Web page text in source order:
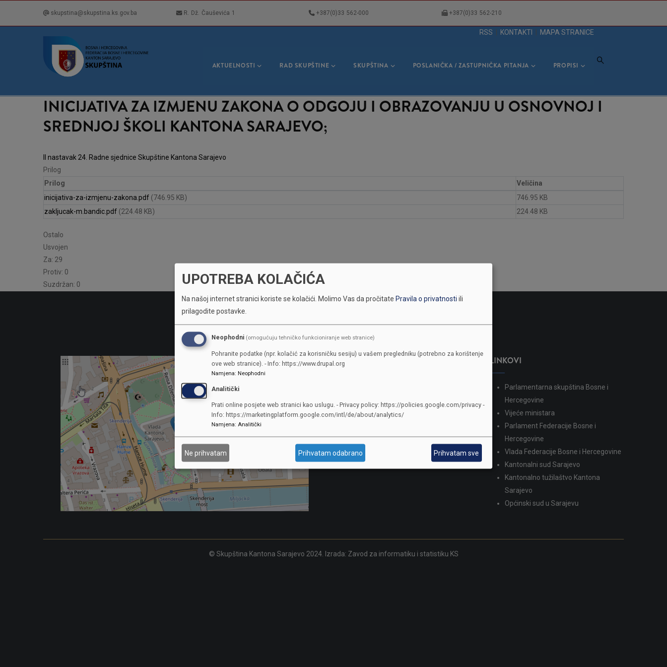
skupstina@skupstina.ks.gov.ba R. Dž. Čauševića 1 +387(0)33 562-000 +387(0)33 562-210
RSS KONTAKTI MAPA STRANICE
NAVIGACIJA
AKTUELNOSTI RAD SKUPŠTINE SKUPŠTINA POSLANIČKA / ZASTUPNIČKA PITANJA PROPISI
INICIJATIVA ZA IZMJENU ZAKONA O ODGOJU I OBRAZOVANJU U OSNOVNOJ I
SREDNJOJ ŠKOLI KANTONA SARAJEVO;
II nastavak 24. Radne sjednice Skupštine Kantona Sarajevo
Prilog
Prilog
Veličina
inicijativa-za-izmjenu-zakona.pdf (746.95 KB)
746.95 KB
zakljucak-m.bandic.pdf (224.48 KB) 224.48 KB
Ostalo
Usvojen
Za: 29
Protiv: 0
Suzdržan: 0
KONTAKTI
Čauševića 1
387 33 562-210
skupstina@skupstina.ks.gov.ba
LINKOVI
Parlamentarna skupština Bosne i
Hercegovine
Vijeće ministara
Parlament Federacije Bosne i
Hercegovine
Vlada Federacije Bosne i Hercegovine
Kantonalni sud Sarajevo
Kantonalno tužilaštvo Kantona
Sarajevo
Općinski sud u Sarajevu
© Skupština Kantona Sarajevo 2024. Izrada: Zavod za informatiku i statistiku KS
UPOTREBA KOLAČIĆA
Na našoj internet stranici koriste se kolačići. Molimo Vas da pročitate Pravila o privatnosti ili
prilagodite postavke.
Neophodni (omogućuju tehničko funkcioniranje web stranice)
Pohranite podatke (npr. kolačić za korisničku sesiju) u vašem pregledniku (potrebno za korištenje
ove web stranice). - Info: https://www.drupal.org
Namjena: Neophodni
Analitički
Prati online posjete web stranici kao uslugu. - Privacy policy: https://policies.google.com/privacy -
Info: https://marketingplatform.google.com/intl/de/about/analytics/
Namjena: Analitički
Ne prihvatam Prihvatam odabrano Prihvatam sve